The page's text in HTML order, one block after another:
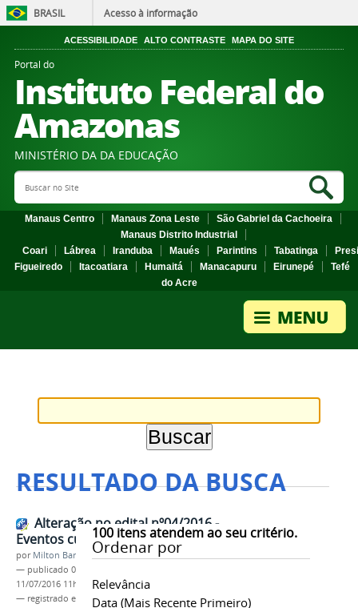
BRASIL Acesso à informação
ACESSIBILIDADE ALTO CONTRASTE MAPA DO SITE
Portal do
Instituto Federal do
Amazonas
MINISTÉRIO DA DA EDUCAÇÃO
Search Site
Manaus Centro Manaus Zona Leste
São Gabriel da Cachoeira
Manaus Distrito Industrial
Coari
Lábrea Iranduba Maués Parintins Tabatinga
Figueiredo
Itacoatiara Humaitá Manacapuru Eirunepé
Tefé
do Acre
RESULTADO DA BUSCA
100itens atendem ao seu critério.
Ordenar por
Relevância
Data (mais Recente Primeiro)
Alteração no edital nº04/2016 -
Eventos culturais de extensão
por Milton Barros
— publicado 09/06/2016
11/07/2016 11h38
— registrado em:
PROEX Eventos ,Edital